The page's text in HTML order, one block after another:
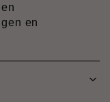
en